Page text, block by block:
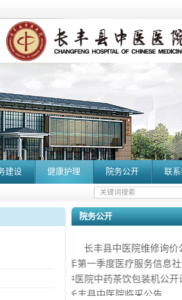
建设 健康护理 院务公开 联系
院务公开
长丰县中医院维修询价公
县中医院2026年第一季度医疗服务信息社
长丰县中医院中药茶饮包装机公
长丰县中医院临采公告